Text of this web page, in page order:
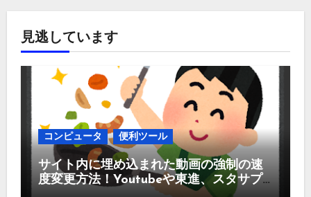
見逃しています
コンピュータ 便利ツール
サイト内に埋め込まれた動画の強制の速
度変更方法！Youtubeや東進、スタサプ